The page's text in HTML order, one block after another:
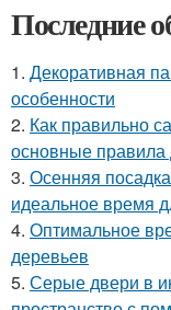
Последние
1. Декоративная
особенности
2. Как правильно
основные правила
3. Осенняя
идеальное время
4. Оптимальное
деревьев
5. Серые двери в